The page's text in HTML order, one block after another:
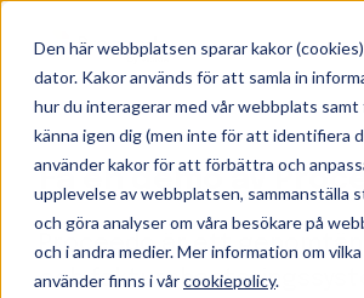
Den här webbplatsen sparar kakor
dator. Kakor används för att samla in
hur du interagerar med vår webbplats
känna igen dig (men inte för att identifiera
använder kakor för att förbättra och
upplevelse av webbplatsen, sammanställa
och göra analyser om våra besökare på
och i andra medier. Mer information om
använder finns i vårcookiepolicy.
Få en demo av
Proceedo är ett
och